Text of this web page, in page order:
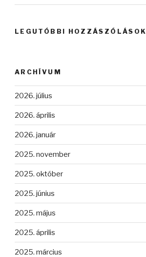
LEGUTÓBBI HOZZÁSZÓLÁSOK
ARCHÍVUM
2026. július
2026. április
2026. január
2025. november
2025. október
2025. június
2025. május
2025. április
2025. március